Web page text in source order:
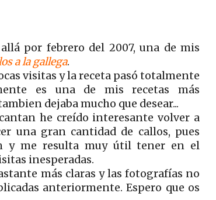
por febrero del 2007, una de mis
a la gallega.
visitas y la receta pasó totalmente
es una de mis recetas más
dejaba mucho que desear...
he creído interesante volver a
una gran cantidad de callos, pues
y me resulta muy útil tener en el
inesperadas.
más claras y las fotografías no
anteriormente. Espero que os